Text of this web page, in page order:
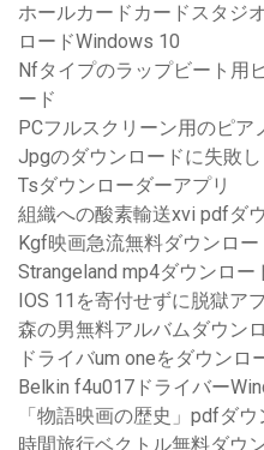
ホールカードカードスタジ
ロードWindows 10
Nfタイプのラップビート用
ード
PCフルスクリーン用のピ
Jpgのダウンロードに失敗
Tsダウンローダーアプリ
組織への酸素輸送xvi pdfダ
Kgf映画急流無料ダウンロー
Strangeland mp4ダウンロー
IOS 11を寄付せずに脱獄ア
森の男無料アルバムダウン
ドライバum oneをダウンロ
Belkin f4u017ドライバー
「物語映画の歴史」pdfダ
時間旅行ベクトル無料ダウ